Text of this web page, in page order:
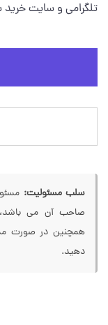
تلگرامی و سایت خرید
سلب مسئولیت:
صاحب آن می باشد،
همچنین در صورت
دهید.